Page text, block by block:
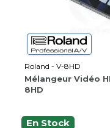
Roland - V-8HD
Mélangeur Vidéo
8HD
En Stock